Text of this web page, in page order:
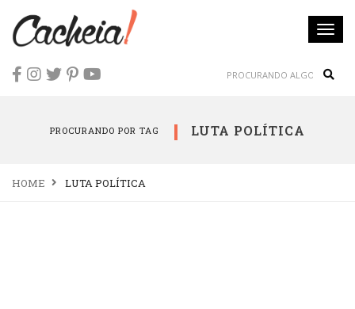
PROCURANDO POR TAG LUTA POLÍTICA
HOME LUTA POLÍTICA